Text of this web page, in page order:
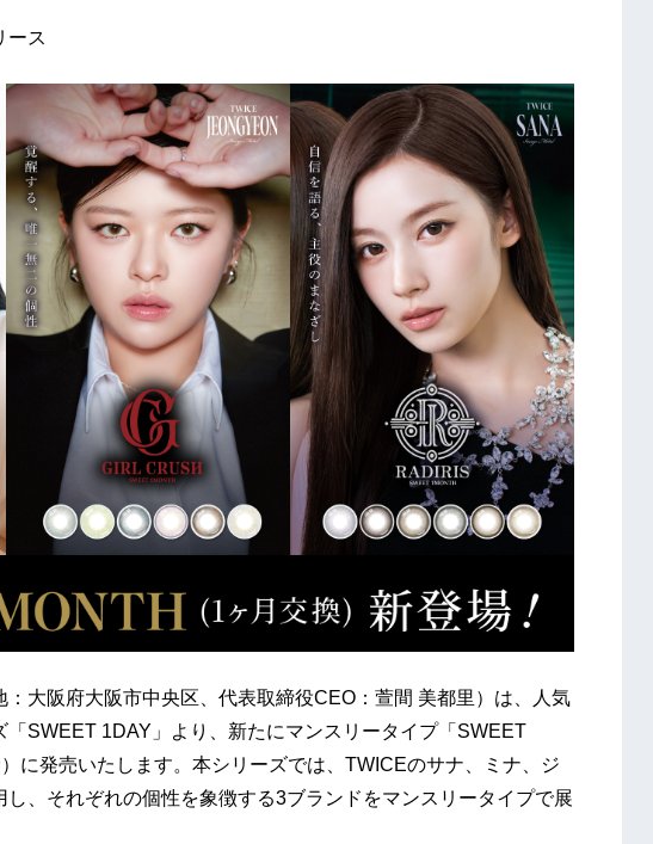
ース
大阪府大阪市中央区、代表取締役CEO：萱間 美都里）は、人気
「SWEET 1DAY」より、新たにマンスリータイプ「SWEET
に発売いたします。本シリーズでは、TWICEのサナ、ミナ、ジ
し、それぞれの個性を象徴する3ブランドをマンスリータイプで展